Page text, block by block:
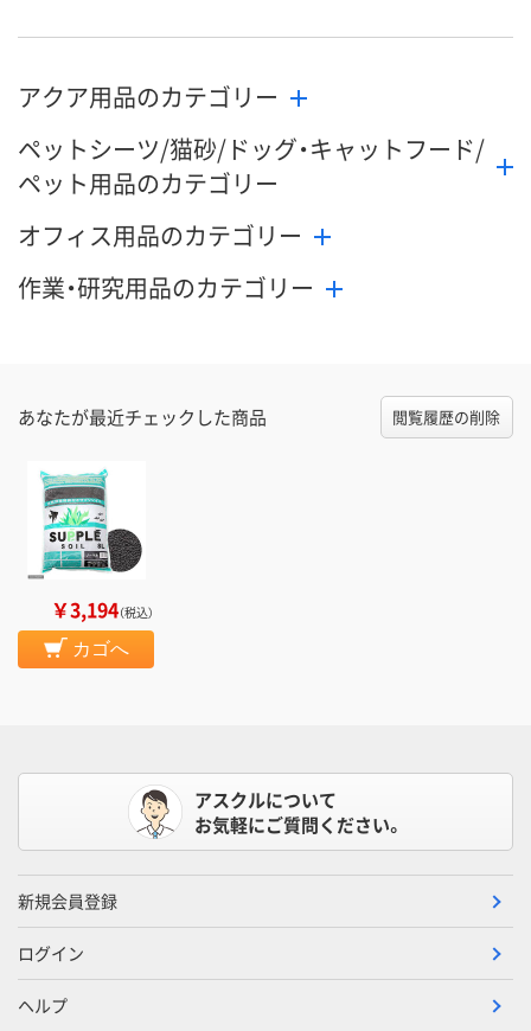
アクア用品のカテゴリー
ペットシーツ/猫砂/ドッグ・キャットフード/
ペット用品のカテゴリー
オフィス用品のカテゴリー
作業・研究用品のカテゴリー
あなたが最近チェックした商品 閲覧履歴の削除
￥3,194（税込）
カゴへ
アスクルについて
お気軽にご質問ください。
新規会員登録
ログイン
ヘルプ